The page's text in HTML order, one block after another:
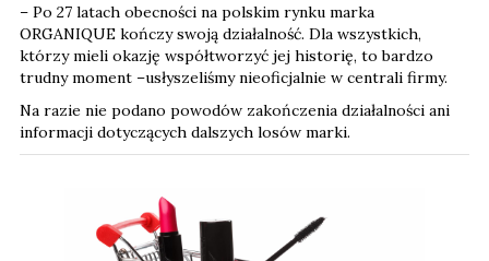
– Po 27 latach obecności na polskim rynku marka
ORGANIQUE kończy swoją działalność. Dla wszystkich,
którzy mieli okazję współtworzyć jej historię, to bardzo
trudny moment –usłyszeliśmy nieoficjalnie w centrali firmy.
Na razie nie podano powodów zakończenia działalności ani
informacji dotyczących dalszych losów marki.